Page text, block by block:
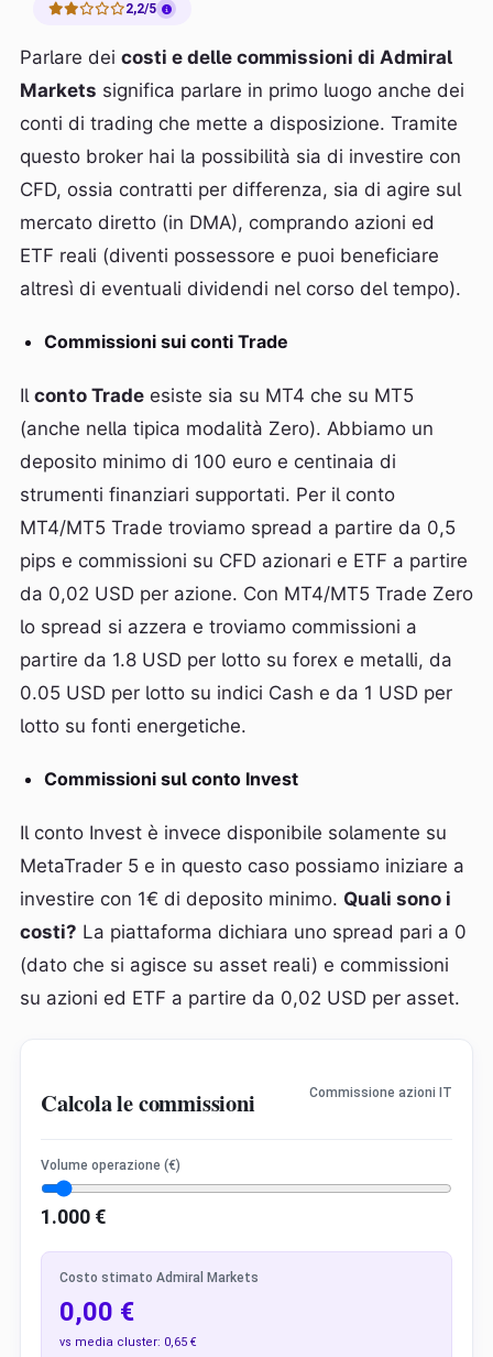
2,2/5
Parlare dei costi e delle commissioni di Admiral
Markets significa parlare in primo luogo anche dei
conti di trading che mette a disposizione. Tramite
questo broker hai la possibilità sia di investire con
CFD, ossia contratti per differenza, sia di agire sul
mercato diretto (in DMA), comprando azioni ed
ETF reali (diventi possessore e puoi beneficiare
altresì di eventuali dividendi nel corso del tempo).
Commissioni sui conti Trade
Il conto Trade esiste sia su MT4 che su MT5
(anche nella tipica modalità Zero). Abbiamo un
deposito minimo di 100 euro e centinaia di
strumenti finanziari supportati. Per il conto
MT4/MT5 Trade troviamo spread a partire da 0,5
pips e commissioni su CFD azionari e ETF a partire
da 0,02 USD per azione. Con MT4/MT5 Trade Zero
lo spread si azzera e troviamo commissioni a
partire da 1.8 USD per lotto su forex e metalli, da
0.05 USD per lotto su indici Cash e da 1 USD per
lotto su fonti energetiche.
Commissioni sul conto Invest
Il conto Invest è invece disponibile solamente su
MetaTrader 5 e in questo caso possiamo iniziare a
investire con 1€ di deposito minimo. Quali sono i
costi? La piattaforma dichiara uno spread pari a 0
(dato che si agisce su asset reali) e commissioni
su azioni ed ETF a partire da 0,02 USD per asset.
Calcola le commissioni Commissione azioni IT
Volume operazione (€)
1.000 €
Costo stimato Admiral Markets
0,00 €
vs media cluster: 0,65 €